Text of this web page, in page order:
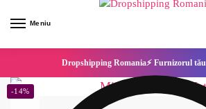
Meniu
Dropshipping Romania⚡ Furnizorul
-14%